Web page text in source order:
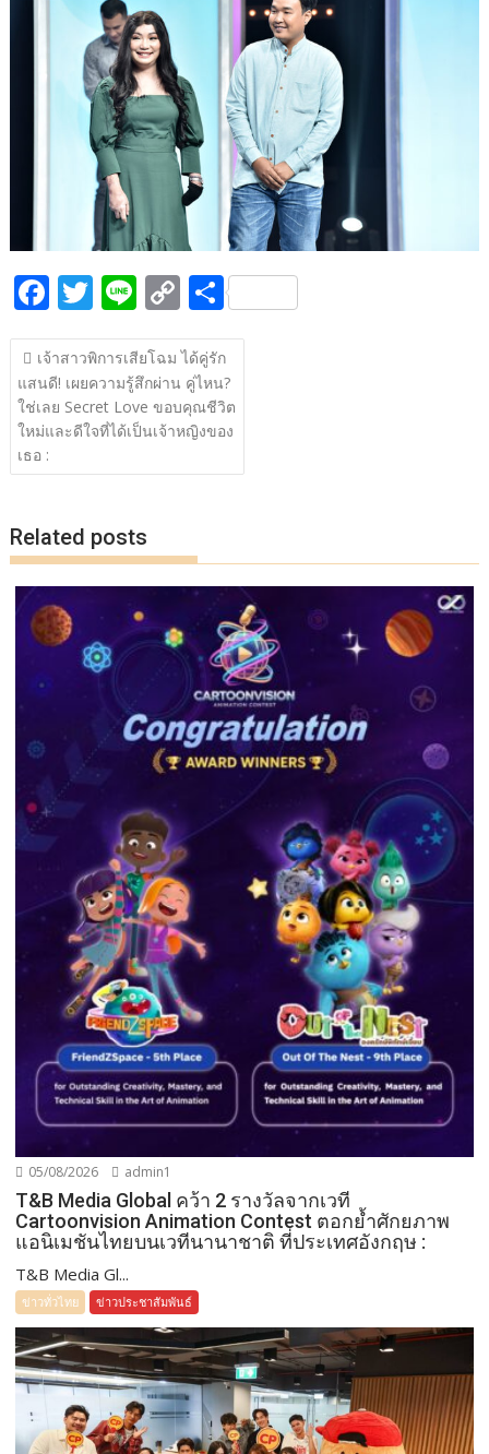
n
k
F
ac
e
b
o
o
T
w
itt
er
Li
n
e
C
o
p
y
Li
n
S
h
ar
e
แนะแนว
เรื่อง
เจ้าสาวพิการเสียโฉม ได้คู่รัก
แสนดี! เผยความรู้สึกผ่าน คู่ไหน?
ใช่เลย Secret Love ขอบคุณชีวิต
ใหม่และดีใจที่ได้เป็นเจ้าหญิงของ
เธอ :
Related posts
05/08/2026 admin1
T&B Media Global คว้า 2 รางวัลจากเวที
Cartoonvision Animation Contest ตอกย้ำศักยภาพ
แอนิเมชันไทยบนเวทีนานาชาติ ที่ประเทศอังกฤษ :
T&B Media Gl...
ข่าวทั่วไทย ข่าวประชาสัมพันธ์